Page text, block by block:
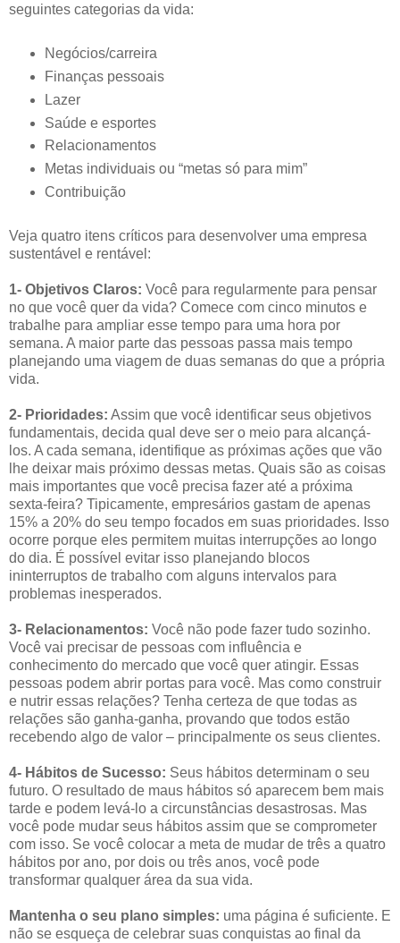
seguintes categorias da vida:
Negócios/carreira
Finanças pessoais
Lazer
Saúde e esportes
Relacionamentos
Metas individuais ou “metas só para mim”
Contribuição
Veja quatro itens críticos para desenvolver uma empresa
sustentável e rentável:
1- Objetivos Claros: Você para regularmente para pensar
no que você quer da vida? Comece com cinco minutos e
trabalhe para ampliar esse tempo para uma hora por
semana. A maior parte das pessoas passa mais tempo
planejando uma viagem de duas semanas do que a própria
vida.
2- Prioridades: Assim que você identificar seus objetivos
fundamentais, decida qual deve ser o meio para alcançá-
los. A cada semana, identifique as próximas ações que vão
lhe deixar mais próximo dessas metas. Quais são as coisas
mais importantes que você precisa fazer até a próxima
sexta-feira? Tipicamente, empresários gastam de apenas
15% a 20% do seu tempo focados em suas prioridades. Isso
ocorre porque eles permitem muitas interrupções ao longo
do dia. É possível evitar isso planejando blocos
ininterruptos de trabalho com alguns intervalos para
problemas inesperados.
3- Relacionamentos: Você não pode fazer tudo sozinho.
Você vai precisar de pessoas com influência e
conhecimento do mercado que você quer atingir. Essas
pessoas podem abrir portas para você. Mas como construir
e nutrir essas relações? Tenha certeza de que todas as
relações são ganha-ganha, provando que todos estão
recebendo algo de valor – principalmente os seus clientes.
4- Hábitos de Sucesso: Seus hábitos determinam o seu
futuro. O resultado de maus hábitos só aparecem bem mais
tarde e podem levá-lo a circunstâncias desastrosas. Mas
você pode mudar seus hábitos assim que se comprometer
com isso. Se você colocar a meta de mudar de três a quatro
hábitos por ano, por dois ou três anos, você pode
transformar qualquer área da sua vida.
Mantenha o seu plano simples: uma página é suficiente. E
não se esqueça de celebrar suas conquistas ao final da